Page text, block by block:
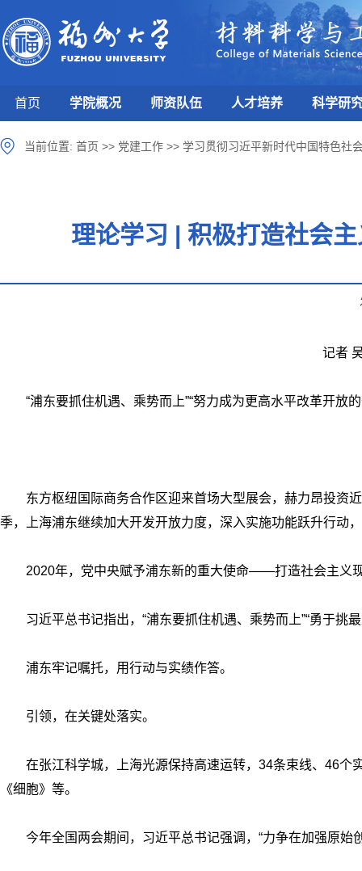
首页 学院概况 师资队伍 人才培养 科学研
当前位置: 首页 >> 党建工作 >> 学习贯彻习近平新时代中国特色社
理论学习 | 积极打造社会
记者
“浦东要抓住机遇、乘势而上”“努力成为更高水平改革开放
东方枢纽国际商务合作区迎来首场大型展会，赫力昂投资
季，上海浦东继续加大开发开放力度，深入实施功能跃升行动
2020年，党中央赋予浦东新的重大使命——打造社会主义
习近平总书记指出，“浦东要抓住机遇、乘势而上”“勇于挑
浦东牢记嘱托，用行动与实绩作答。
引领，在关键处落实。
在张江科学城，上海光源保持高速运转，34条束线、46
《细胞》等。
今年全国两会期间，习近平总书记强调，“力争在加强原